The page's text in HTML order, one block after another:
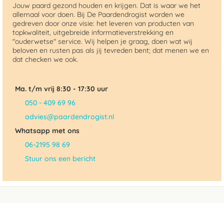
Jouw paard gezond houden en krijgen. Dat is waar we het
allemaal voor doen. Bij De Paardendrogist worden we
gedreven door onze visie: het leveren van producten van
topkwaliteit, uitgebreide informatieverstrekking en
"ouderwetse" service. Wij helpen je graag, doen wat wij
beloven en rusten pas als jij tevreden bent; dat menen we en
dat checken we ook.
Ma. t/m vrij 8:30 - 17:30 uur
050 - 409 69 96
advies@paardendrogist.nl
Whatsapp met ons
06-2195 98 69
Stuur ons een bericht